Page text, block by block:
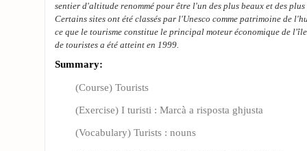
sentier d'altitude renommé pour être l'un des plus beaux et des
Certains sites ont été classés par l'Unesco comme patrimoine de
ce que le tourisme constitue le principal moteur économique de
de touristes a été atteint en 1999.
Summary:
(Course) Tourists
(Exercise) I turisti : Marcà a risposta ghjusta
(Vocabulary) Turists : nouns